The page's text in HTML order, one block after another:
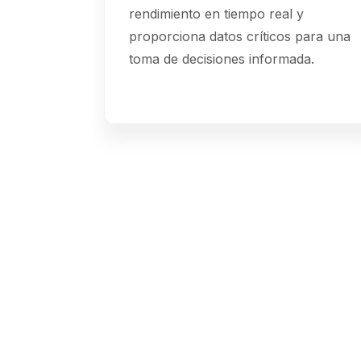
rendimiento en tiempo real y
proporciona datos críticos para una
toma de decisiones informada.